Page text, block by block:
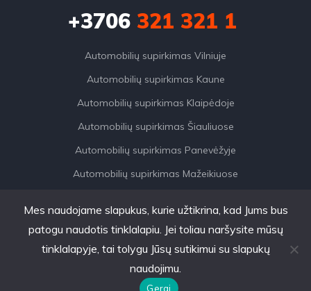
+3706321 321 1
Automobilių supirkimas Vilniuje
Automobilių supirkimas Kaune
Automobilių supirkimas Klaipėdoje
Automobilių supirkimas Šiauliuose
Automobilių supirkimas Panevėžyje
Automobilių supirkimas Mažeikiuose
AutoDylas © 2026. Visos
Mes naudojame slapukus, kurie užtikrina, kad Jums bus
patogu naudotis tinklalapiu. Jei toliau naršysite mūsų
tinklalapyje, tai tolygu Jūsų sutikimui su slapukų
naudojimu.
Gerai